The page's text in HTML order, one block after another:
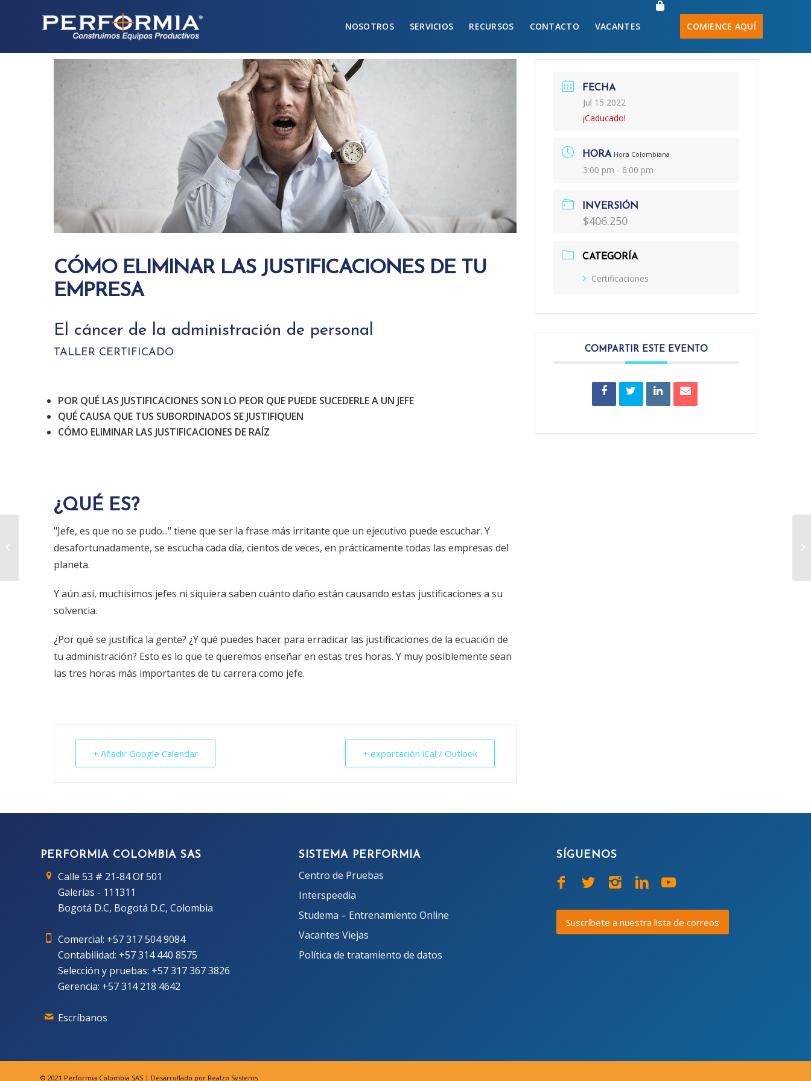
NOSOTROS SERVICIOS RECURSOS CONTACTO VACANTES COMIENCE AQUÍ
CÓMO ELIMINAR LAS JUSTIFICACIONES DE TU
EMPRESA
El cáncer de la administración de personal
TALLER CERTIFICADO
POR QUÉ LAS JUSTIFICACIONES SON LO PEOR QUE PUEDE SUCEDERLE A UN JEFE
QUÉ CAUSA QUE TUS SUBORDINADOS SE JUSTIFIQUEN
CÓMO ELIMINAR LAS JUSTIFICACIONES DE RAÍZ
¿QUÉ ES?
"Jefe, es que no se pudo..." tiene que ser la frase más irritante que un ejecutivo puede escuchar. Y
desafortunadamente, se escucha cada día, cientos de veces, en prácticamente todas las empresas del
planeta.
Y aún así, muchísimos jefes ni siquiera saben cuánto daño están causando estas justificaciones a su
solvencia.
¿Por qué se justifica la gente? ¿Y qué puedes hacer para erradicar las justificaciones de la ecuación de
tu administración? Esto es lo que te queremos enseñar en estas tres horas. Y muy posiblemente sean
las tres horas más importantes de tu carrera como jefe.
+ Añadir Google Calendar + exportación iCal / Outlook
FECHA
Jul 15 2022
¡Caducado!
HORA Hora Colombiana
3:00 pm - 6:00 pm
INVERSIÓN
$406.250
CATEGORÍA
Certificaciones
COMPARTIR ESTE EVENTO
PERFORMIA COLOMBIA SAS
Calle 53 # 21-84 Of 501
Galerías - 111311
Bogotá D.C, Bogotá D.C, Colombia
Comercial: +57 317 504 9084
Contabilidad: +57 314 440 8575
Selección y pruebas: +57 317 367 3826
Gerencia: +57 314 218 4642
Escríbanos
SISTEMA PERFORMIA
Centro de Pruebas
Interspeedia
Studema – Entrenamiento Online
Vacantes Viejas
Política de tratamiento de datos
SÍGUENOS
Suscríbete a nuestra lista de correos
© 2021 Performia Colombia SAS | Desarrollado por Realzo Systems
organigrama